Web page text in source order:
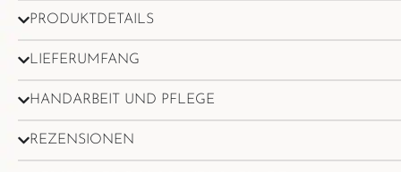
PRODUKTDETAILS
LIEFERUMFANG
HANDARBEIT UND PFLEGE
REZENSIONEN